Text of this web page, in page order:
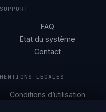
SUPPORT
FAQ
État du système
Contact
MENTIONS LÉGALES
Conditions d’utilisation